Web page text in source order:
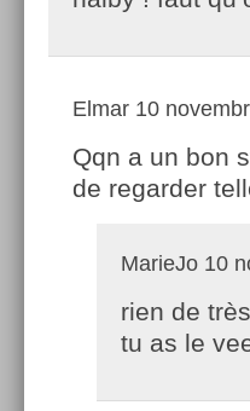
Elmar 10
Qqn a un bon
de regarder
MarieJo 10
rien de
tu as le